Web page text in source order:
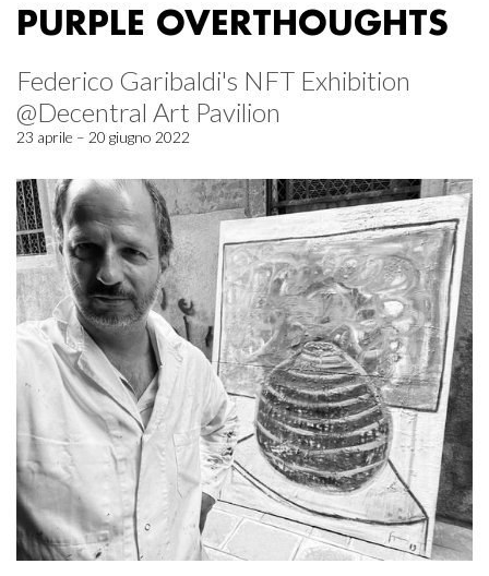
PURPLE OVERTHOUGHTS
Federico Garibaldi's NFT Exhibition
@Decentral Art Pavilion
23 aprile – 20 giugno 2022